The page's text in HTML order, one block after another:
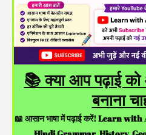
📚 क्या आप पढ़ाई
बनाना
📖 आसान भाषा में पढ़ाई करें! Learn